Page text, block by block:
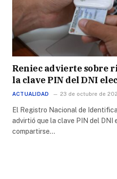
Reniec advierte sobre
la clave PIN del DNI
ACTUALIDAD 23 de octubre de
El Registro Nacional de
advirtió que la clave PIN del DNI
compartirse…